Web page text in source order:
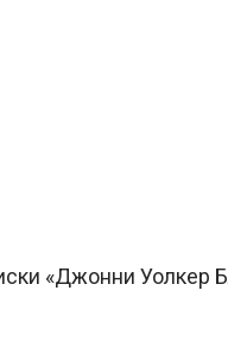
«Джонни Уолкер